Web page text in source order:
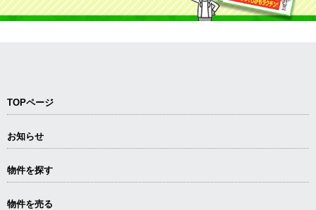
TOPページ
お知らせ
物件を探す
物件を売る